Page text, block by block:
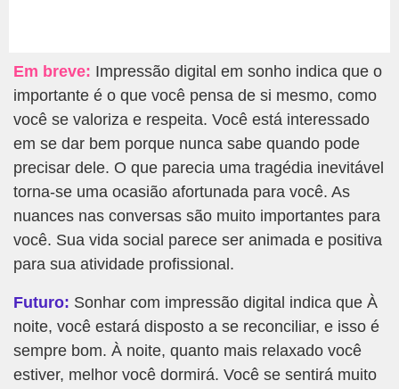
Em breve: Impressão digital em sonho indica que o
importante é o que você pensa de si mesmo, como
você se valoriza e respeita. Você está interessado
em se dar bem porque nunca sabe quando pode
precisar dele. O que parecia uma tragédia inevitável
torna-se uma ocasião afortunada para você. As
nuances nas conversas são muito importantes para
você. Sua vida social parece ser animada e positiva
para sua atividade profissional.
Futuro: Sonhar com impressão digital indica que À
noite, você estará disposto a se reconciliar, e isso é
sempre bom. À noite, quanto mais relaxado você
estiver, melhor você dormirá. Você se sentirá muito